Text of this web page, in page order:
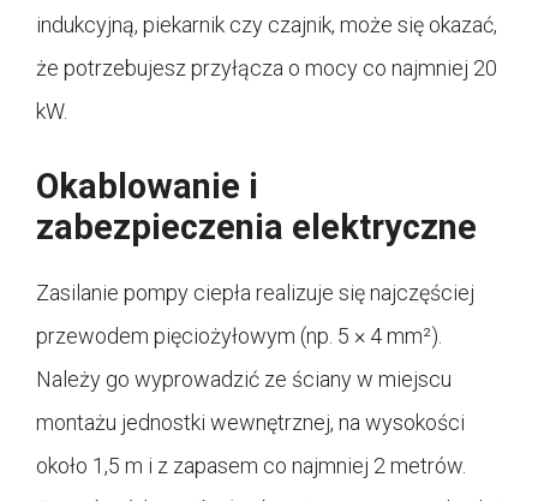
indukcyjną, piekarnik czy czajnik, może się okazać,
że potrzebujesz przyłącza o mocy co najmniej 20
kW.
Okablowanie i
zabezpieczenia elektryczne
Zasilanie pompy ciepła realizuje się najczęściej
przewodem pięciożyłowym (np. 5 × 4 mm²).
Należy go wyprowadzić ze ściany w miejscu
montażu jednostki wewnętrznej, na wysokości
około 1,5 m i z zapasem co najmniej 2 metrów.